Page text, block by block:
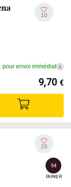
10
pour envoi immédiat i
9,70 €
25
94
PARKER